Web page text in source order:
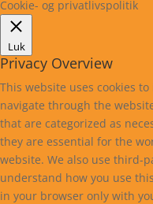
Cookie- og privatlivspolitik
Luk
Privacy Overview
This website uses cookies
navigate through the
that are categorized as
they are essential for the
website. We also use third-
understand how you use
in your browser only with